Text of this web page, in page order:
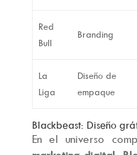
Red
Bull
Branding
La
Liga
Diseño de
empaque
Blackbeast: Diseño
En el universo